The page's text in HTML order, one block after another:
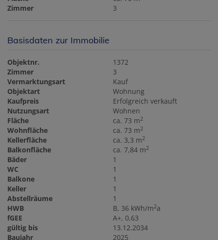
Zimmer 3
Basisdaten zur Immobilie
Objektnr.
1372
Zimmer
3
Vermarktungsart
Kauf
Objektart
Wohnung
Kaufpreis
Erfolgreich verkauft
Nutzungsart
Wohnen
Fläche
ca. 73 m2
Wohnfläche ca. 73 m2
Kellerfläche ca. 3,3 m2
Balkonfläche ca. 7,84 m2
Bäder
1
WC
1
Balkone
1
Keller
1
Abstellräume
1
HWB
B, 36 kWh/m2a
fGEE
A+, 0,63
gültig bis
13.12.2034
Baujahr
2025